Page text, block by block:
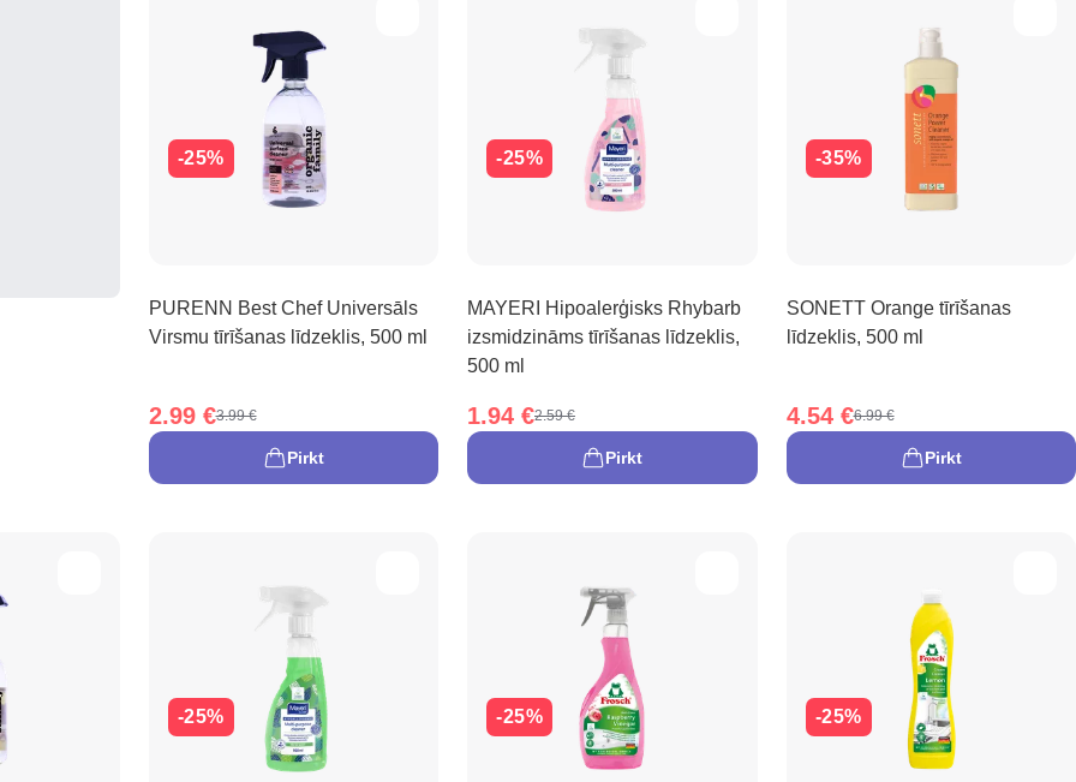
-25%
PURENN Best Chef Universāls
Virsmu tīrīšanas līdzeklis, 500 ml
2.99 €3.99 €
Pirkt
-25%
MAYERI Hipoalerģisks Rhybarb
izsmidzināms tīrīšanas līdzeklis,
500 ml
1.94 €2.59 €
Pirkt
-35%
SONETT Orange tīrīšanas
līdzeklis, 500 ml
4.54 €6.99 €
Pirkt
-25% -25% -25%